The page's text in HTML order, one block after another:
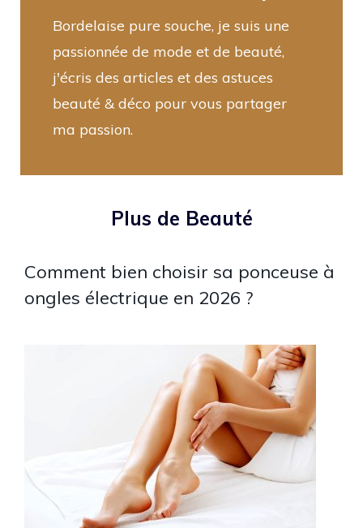
Bordelaise pure souche, je suis une
passionnée de mode et de beauté,
j'écris des articles et des astuces
beauté & déco pour vous partager
ma passion.
Plus de Beauté
Comment bien choisir sa ponceuse à
ongles électrique en 2026 ?